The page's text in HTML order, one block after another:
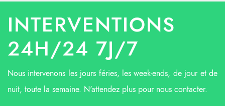
INTERVENTIONS
24H/24 7J/7
Nous intervenons les jours féries, les week-ends, de jour et de
nuit, toute la semaine. N'attendez plus pour nous contacter.